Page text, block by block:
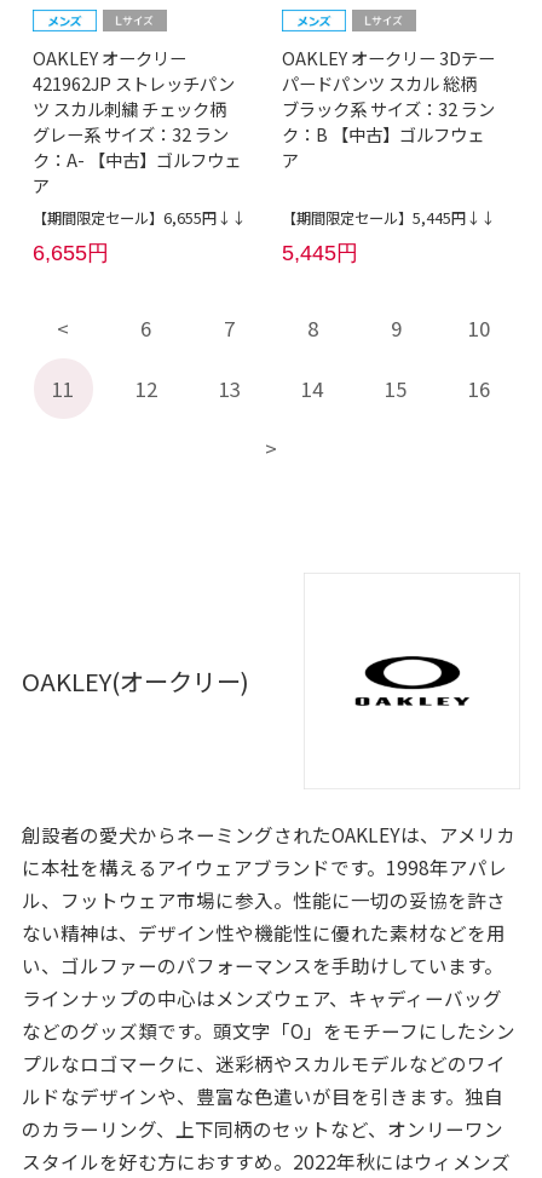
OAKLEY オークリー
421962JP ストレッチパン
ツ スカル刺繍 チェック柄
グレー系 サイズ：32 ラン
ク：A- 【中古】ゴルフウェ
ア
【期間限定セール】6,655円↓↓
6,655円
OAKLEY オークリー 3Dテー
パードパンツ スカル 総柄
ブラック系 サイズ：32 ラン
ク：B 【中古】ゴルフウェ
ア
【期間限定セール】5,445円↓↓
5,445円
6 7 8 9 10
11 12 13 14 15 16
OAKLEY(オークリー)
創設者の愛犬からネーミングされたOAKLEYは、アメリカ
に本社を構えるアイウェアブランドです。1998年アパレ
ル、フットウェア市場に参入。性能に一切の妥協を許さ
ない精神は、デザイン性や機能性に優れた素材などを用
い、ゴルファーのパフォーマンスを手助けしています。
ラインナップの中心はメンズウェア、キャディーバッグ
などのグッズ類です。頭文字「O」をモチーフにしたシン
プルなロゴマークに、迷彩柄やスカルモデルなどのワイ
ルドなデザインや、豊富な色遣いが目を引きます。独自
のカラーリング、上下同柄のセットなど、オンリーワン
スタイルを好む方におすすめ。2022年秋にはウィメンズ